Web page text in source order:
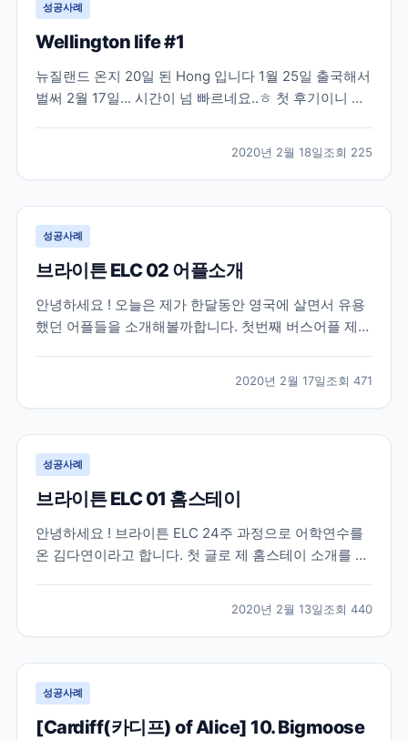
성공사례
Wellington life #1
뉴질랜드 온지 20일 된 Hong 입니다 1월 25일 출국해서
벌써 2월 17일... 시간이 넘 빠르네요..ㅎ 첫 후기이니 출
를 경유해서 가야해요! 인천국제공항에서 에어뉴질랜드
타고 오클랜드 갔다가 웰링턴 으로 가는...
2020년 2월 18일조회 225
성공사례
브라이튼 ELC 02 어플소개
안녕하세요 ! 오늘은 제가 한달동안 영국에 살면서 유용
했던 어플들을 소개해볼까합니다. 첫번째 버스어플 제외
buses 먼저 브라이튼과 호브지역 버스어플입니다. 구글
맵을 사용해도 되지만 버스시간 정보는 이 어...
2020년 2월 17일조회 471
성공사례
브라이튼 ELC 01 홈스테이
안녕하세요 ! 브라이튼 ELC 24주 과정으로 어학연수를
온 김다연이라고 합니다. 첫 글로 제 홈스테이 소개를 해
리는 복불복이긴 한데 학원 친구들보면 이정도 거리가
보통인거같아요 ! 정말 복불복인 부분이 많아서...
2020년 2월 13일조회 440
성공사례
[Cardiff(카디프) of Alice] 10. Bigmoose